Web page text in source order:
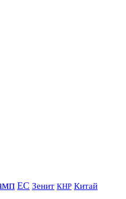
ЕС Зенит КНР Китай